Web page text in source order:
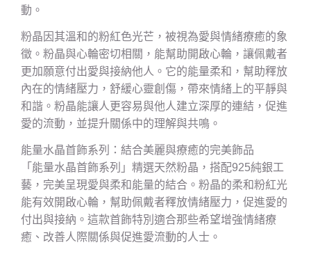
動。
粉晶因其溫和的粉紅色光芒，被視為愛與情緒療癒的象
徵。粉晶與心輪密切相關，能幫助開啟心輪，讓佩戴者
更加願意付出愛與接納他人。它的能量柔和，幫助釋放
內在的情緒壓力，舒緩心靈創傷，帶來情緒上的平靜與
和諧。粉晶能讓人更容易與他人建立深厚的連結，促進
愛的流動，並提升關係中的理解與共鳴。
能量水晶首飾系列：結合美麗與療癒的完美飾品
「能量水晶首飾系列」精選天然粉晶，搭配925純銀工
藝，完美呈現愛與柔和能量的結合。粉晶的柔和粉紅光
能有效開啟心輪，幫助佩戴者釋放情緒壓力，促進愛的
付出與接納。這款首飾特別適合那些希望增強情緒療
癒、改善人際關係與促進愛流動的人士。